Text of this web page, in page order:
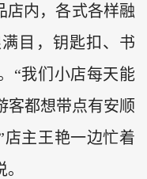
店内，各式各样融
目，钥匙扣、书
“我们小店每天能
客都想带点有安顺
主王艳一边忙着